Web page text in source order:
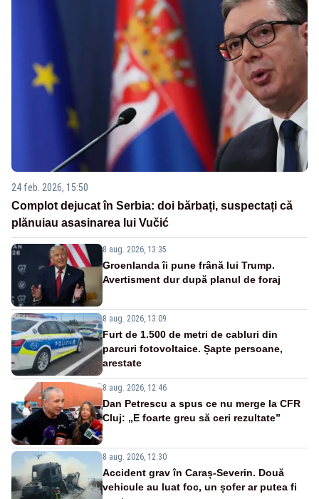
24 feb. 2026, 15:50
Complot dejucat în Serbia: doi bărbați, suspectați că
plănuiau asasinarea lui Vučić
8 aug. 2026, 13:35
Groenlanda îi pune frână lui Trump.
Avertisment dur după planul de foraj
8 aug. 2026, 13:09
Furt de 1.500 de metri de cabluri din
parcuri fotovoltaice. Șapte persoane,
arestate
8 aug. 2026, 12:46
Dan Petrescu a spus ce nu merge la CFR
Cluj: „E foarte greu să ceri rezultate”
8 aug. 2026, 12:30
Accident grav în Caraș-Severin. Două
vehicule au luat foc, un șofer ar putea fi